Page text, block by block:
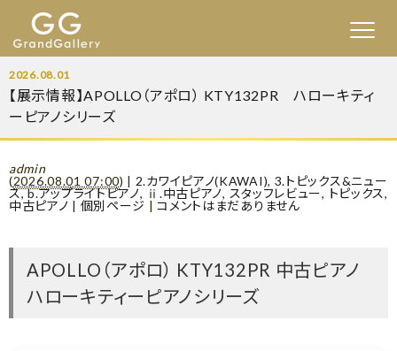
2026.08.01
【展示情報】APOLLO（アポロ） KTY132PR ハローキティ
ーピアノシリーズ
admin
(2026.08.01 07:00) | 2.カワイピアノ(KAWAI), 3.トピックス&ニュー
ス,b.アップライトピアノ, ⅱ.中古ピアノ, スタッフレビュー, トピックス,
中古ピアノ | 個別ページ |コメントはまだありません
APOLLO（アポロ） KTY132PR 中古ピアノ
ハローキティーピアノシリーズ